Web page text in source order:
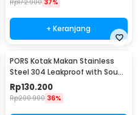
Rp172.900 37%
+ Keranjang
PORS Kotak Makan Stainless
Steel 304 Leakproof with Soup
Bowl 5 Grid - P-5
Rp130.200
Rp200.900 36%